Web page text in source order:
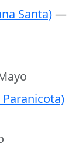
Santa)—